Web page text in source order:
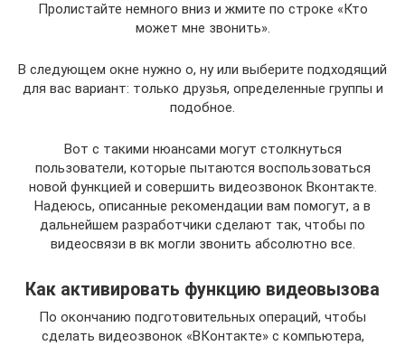
Пролистайте немного вниз и жмите по строке «Кто
может мне звонить».
В следующем окне нужно о, ну или выберите подходящий
для вас вариант: только друзья, определенные группы и
подобное.
Вот с такими нюансами могут столкнуться
пользователи, которые пытаются воспользоваться
новой функцией и совершить видеозвонок Вконтакте.
Надеюсь, описанные рекомендации вам помогут, а в
дальнейшем разработчики сделают так, чтобы по
видеосвязи в вк могли звонить абсолютно все.
Как активировать функцию видеовызова
По окончанию подготовительных операций, чтобы
сделать видеозвонок «ВКонтакте» с компьютера,